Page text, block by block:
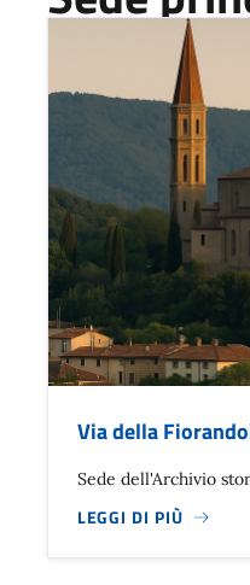
Via della
Sede dell'Archivio
LEGGI DI PIÙ